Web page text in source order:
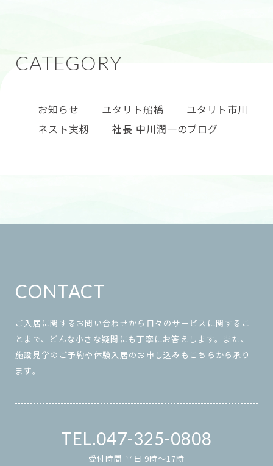
お知らせ ユタリト船橋
ユタリト市川
ネスト実籾
社長 中川潤一のブログ
CONTACT
ご入居に関するお問い合わせから日々のサービスに関するこ
とまで、どんな小さな疑問にも丁寧にお答えします。また、
施設見学のご予約や体験入居のお申し込みもこちらから承り
ます。
047-325-0808
受付時間 平日 9時～17時